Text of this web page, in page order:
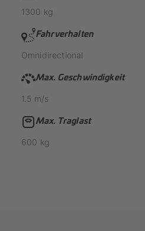
1300 kg
Fahrverhalten
Omnidirectional
Max. Geschwindigkeit
1.5 m/s
Max. Traglast
600 kg